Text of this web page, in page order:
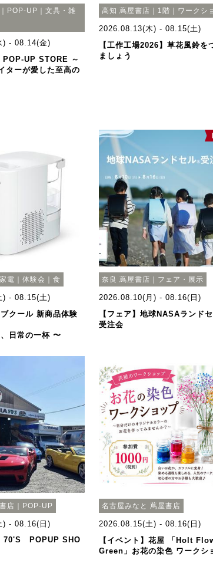
POP-UP｜文具・雑
) - 08.14(金)
POP-UP STORE ～
ターが愛した至高の
高知 蔦屋書店｜1階｜ワークシ
2026.08.13(木) - 08.15(土)
【工作工場2026】草花風鈴を
ましょう
電｜体験会｜食
) - 08.15(土)
クール 新商品体験
日常の一杯 〜
奈良 蔦屋書店｜フェア・展示
2026.08.10(月) - 08.16(日)
【フェア】地球NASAランド
受注会
店｜POP-UP
) - 08.16(日)
70'S POPUP SHO
名古屋みなと 蔦屋書店
2026.08.15(土) - 08.16(日)
【イベント】花屋 「Holt
Green」お花の染色 ワークシ